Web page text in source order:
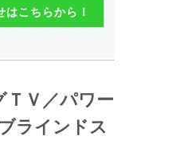
こちらから！
Ｖ／パワー
ラインドス